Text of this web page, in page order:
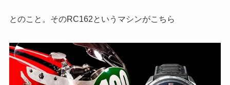
とのこと。そのRC162というマシンがこちら